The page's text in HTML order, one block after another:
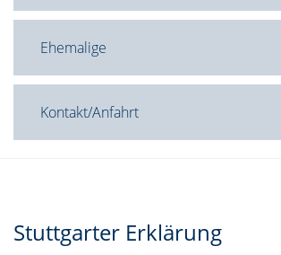
Ehemalige
Kontakt/Anfahrt
Stuttgarter Erklärung